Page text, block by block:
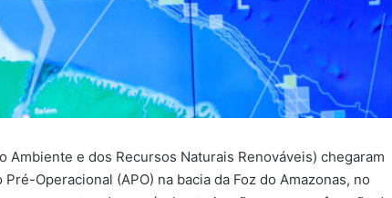
e dos Recursos Naturais Renováveis) chegaram
Operacional (APO) na bacia da Foz do Amazonas, no